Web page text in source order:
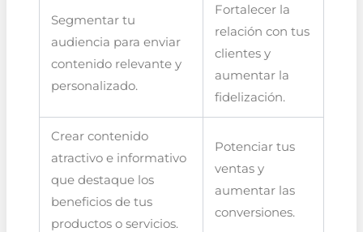
Segmentar tu
audiencia para enviar
contenido relevante y
personalizado.
Fortalecer la
relación con tus
clientes y
aumentar la
fidelización.
Crear contenido
atractivo e informativo
que destaque los
beneficios de tus
productos o servicios.
Potenciar tus
ventas y
aumentar las
conversiones.